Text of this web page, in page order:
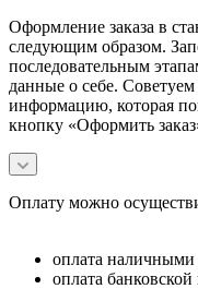
Оформление заказа в
следующим образом.
последовательным
данные о себе.
информацию, которая
кнопку «Оформить
Оплату можно
оплата наличными
оплата банковской